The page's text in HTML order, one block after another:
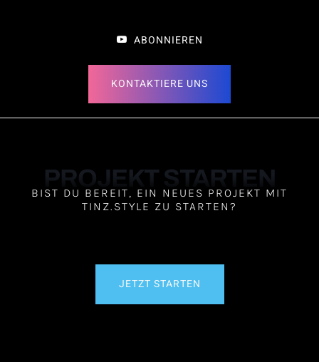
ABONNIEREN
KONTAKTIERE UNS
PROJEKT STARTEN
BIST DU BEREIT, EIN NEUES PROJEKT MIT
TINZ.STYLE ZU STARTEN?
JETZT STARTEN